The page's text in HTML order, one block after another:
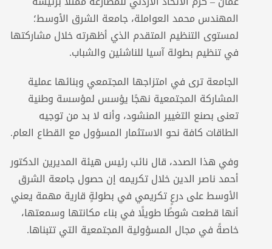
المهندس محمد العواملة، جامعة الشرق الأوسط؛
لمستوى التنظيم المتقدم الذي أظهرته خلال مشاركتها
في تنظيم بطولة آسيا للناشئين والشباب.
الجامعة ترى في امتزاجها المجتمعي وبنائها عملية
المشاركة المجتمعية نهجًا يؤسس لمؤسسة وطنية
تعنى بصنع التغيير المنشود، وأنه لا بد من توجيه
الطاقات كافة نحو الاستثمار المسؤول مع القطاع العام.
وفي هذا الصدد، قال نائب رئيس هيئة المديرين الدكتور
أحمد ناصر الدين خلال تكريمه إن حصول جامعة الشرق
الأوسط على درعٍ تكريمي في بطولةٍ قارية مهمة يعني
أنها قطعت شوطًا طويلًا في بناء مكانتها وسمعتها،
خاصةً في مجال المسؤولية المجتمعية التي تتبناها.